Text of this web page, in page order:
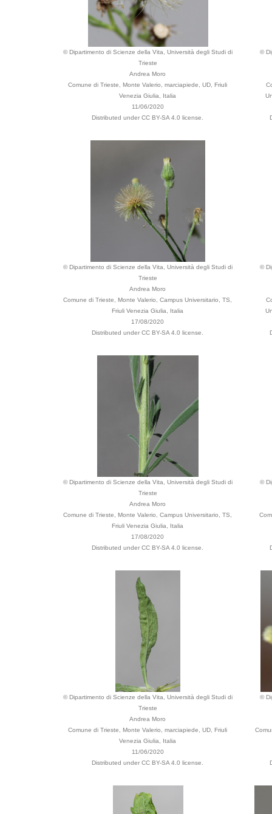
© Dipartimento di Scienze della Vita, Università degli Studi di
Trieste
Andrea Moro
Comune di Trieste, Monte Valerio, marciapiede, UD, Friuli
Venezia Giulia, Italia
11/06/2020
Distributed under CC BY-SA 4.0 license.
©
© Dipartimento di Scienze della Vita, Università degli Studi di
Trieste
Andrea Moro
Comune di Trieste, Monte Valerio, Campus Universitario, TS,
Friuli Venezia Giulia, Italia
17/08/2020
Distributed under CC BY-SA 4.0 license.
©
© Dipartimento di Scienze della Vita, Università degli Studi di
Trieste
Andrea Moro
Comune di Trieste, Monte Valerio, Campus Universitario, TS,
Friuli Venezia Giulia, Italia
17/08/2020
Distributed under CC BY-SA 4.0 license.
©
© Dipartimento di Scienze della Vita, Università degli Studi di
Trieste
Andrea Moro
Comune di Trieste, Monte Valerio, marciapiede, UD, Friuli
Venezia Giulia, Italia
11/06/2020
Distributed under CC BY-SA 4.0 license.
©